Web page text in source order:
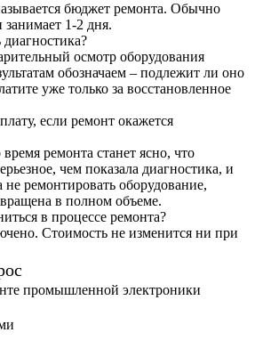
бюджет ремонта. Обычно
занимает 1-2 дня.
диагностика?
осмотр оборудования
обозначаем – подлежит ли оно
уже только за восстановленное
если ремонт окажется
ремонта станет ясно, что
чем показала диагностика, и
не ремонтировать оборудование,
в полном объеме.
в процессе ремонта?
Стоимость не изменится ни при
промышленной электроники